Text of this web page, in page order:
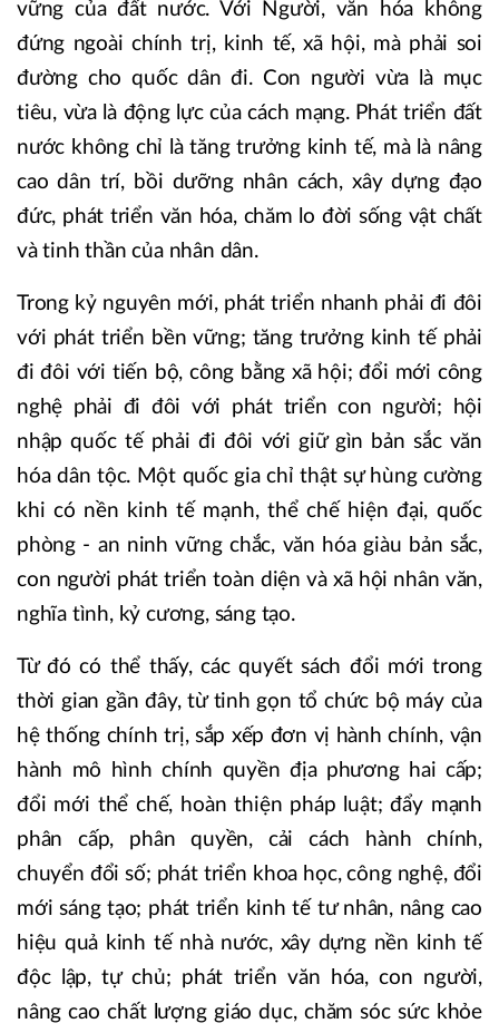
vững của đất nước. Với Người, văn hóa không
đứng ngoài chính trị, kinh tế, xã hội, mà phải soi
đường cho quốc dân đi. Con người vừa là mục
tiêu, vừa là động lực của cách mạng. Phát triển đất
nước không chỉ là tăng trưởng kinh tế, mà là nâng
cao dân trí, bồi dưỡng nhân cách, xây dựng đạo
đức, phát triển văn hóa, chăm lo đời sống vật chất
và tinh thần của nhân dân.
Trong kỷ nguyên mới, phát triển nhanh phải đi đôi
với phát triển bền vững; tăng trưởng kinh tế phải
đi đôi với tiến bộ, công bằng xã hội; đổi mới công
nghệ phải đi đôi với phát triển con người; hội
nhập quốc tế phải đi đôi với giữ gìn bản sắc văn
hóa dân tộc. Một quốc gia chỉ thật sự hùng cường
khi có nền kinh tế mạnh, thể chế hiện đại, quốc
phòng - an ninh vững chắc, văn hóa giàu bản sắc,
con người phát triển toàn diện và xã hội nhân văn,
nghĩa tình, kỷ cương, sáng tạo.
Từ đó có thể thấy, các quyết sách đổi mới trong
thời gian gần đây, từ tinh gọn tổ chức bộ máy của
hệ thống chính trị, sắp xếp đơn vị hành chính, vận
hành mô hình chính quyền địa phương hai cấp;
đổi mới thể chế, hoàn thiện pháp luật; đẩy mạnh
phân cấp, phân quyền, cải cách hành chính,
chuyển đổi số; phát triển khoa học, công nghệ, đổi
mới sáng tạo; phát triển kinh tế tư nhân, nâng cao
hiệu quả kinh tế nhà nước, xây dựng nền kinh tế
độc lập, tự chủ; phát triển văn hóa, con người,
nâng cao chất lượng giáo dục, chăm sóc sức khỏe